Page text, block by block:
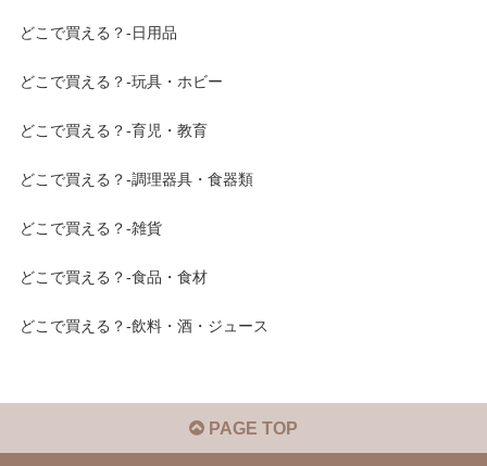
どこで買える？-日用品
どこで買える？-玩具・ホビー
どこで買える？-育児・教育
どこで買える？-調理器具・食器類
どこで買える？-雑貨
どこで買える？-食品・食材
どこで買える？-飲料・酒・ジュース
PAGE TOP